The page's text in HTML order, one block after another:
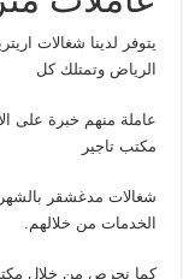
يتوفر لدينا شغالات
الرياض وتمتلك كل
مكتب تاجير
شغالات مدغشقر
الخدمات من خلالهم.
كما نحرص من خلال